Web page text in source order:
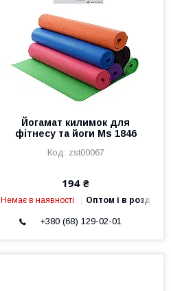
Йогамат килимок для
фітнесу та йоги Ms 1846
zst00067
194 ₴
Немає в наявності Оптом і в роздріб
+380 (68) 129-02-01